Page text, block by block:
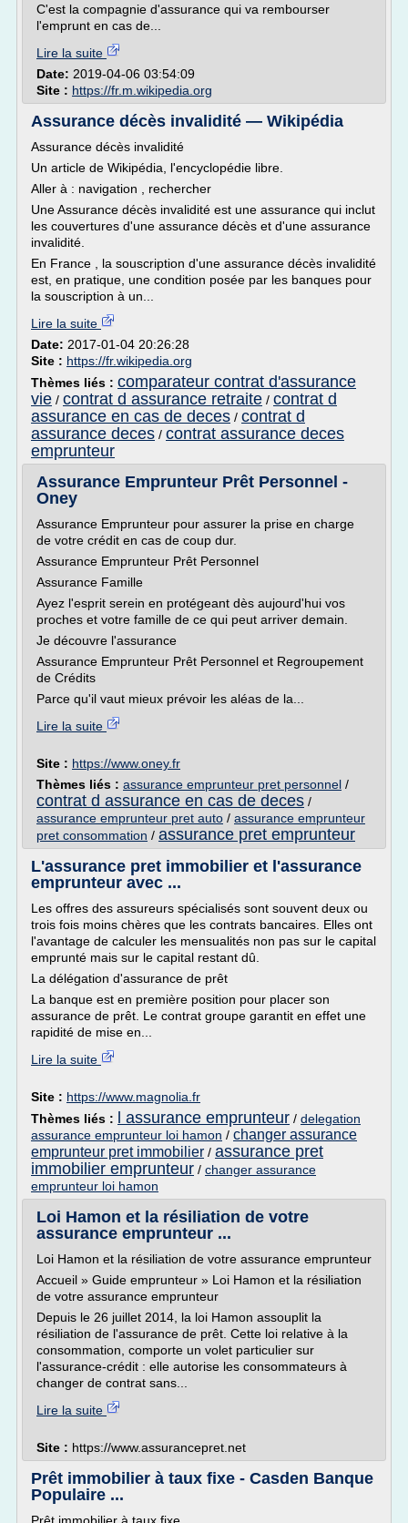
C'est la compagnie d'assurance qui va rembourser
l'emprunt en cas de...
Lire la suite
Date: 2019-04-06 03:54:09
Site : https://fr.m.wikipedia.org
Assurance décès invalidité — Wikipédia
Assurance décès invalidité
Un article de Wikipédia, l'encyclopédie libre.
Aller à : navigation , rechercher
Une Assurance décès invalidité est une assurance qui inclut
les couvertures d'une assurance décès et d'une assurance
invalidité.
En France , la souscription d'une assurance décès invalidité
est, en pratique, une condition posée par les banques pour
la souscription à un...
Lire la suite
Date: 2017-01-04 20:26:28
Site : https://fr.wikipedia.org
Thèmes liés : comparateur contrat d'assurance
vie / contrat d assurance retraite / contrat d
assurance en cas de deces / contrat d
assurance deces / contrat assurance deces
emprunteur
Assurance Emprunteur Prêt Personnel -
Oney
Assurance Emprunteur pour assurer la prise en charge
de votre crédit en cas de coup dur.
Assurance Emprunteur Prêt Personnel
Assurance Famille
Ayez l'esprit serein en protégeant dès aujourd'hui vos
proches et votre famille de ce qui peut arriver demain.
Je découvre l'assurance
Assurance Emprunteur Prêt Personnel et Regroupement
de Crédits
Parce qu'il vaut mieux prévoir les aléas de la...
Lire la suite
Site : https://www.oney.fr
Thèmes liés : assurance emprunteur pret personnel /
contrat d assurance en cas de deces /
assurance emprunteur pret auto / assurance emprunteur
pret consommation / assurance pret emprunteur
L'assurance pret immobilier et l'assurance
emprunteur avec ...
Les offres des assureurs spécialisés sont souvent deux ou
trois fois moins chères que les contrats bancaires. Elles ont
l'avantage de calculer les mensualités non pas sur le capital
emprunté mais sur le capital restant dû.
La délégation d'assurance de prêt
La banque est en première position pour placer son
assurance de prêt. Le contrat groupe garantit en effet une
rapidité de mise en...
Lire la suite
Site : https://www.magnolia.fr
Thèmes liés :
l assurance emprunteur / delegation
assurance emprunteur loi hamon / changer assurance
emprunteur pret immobilier / assurance pret
immobilier emprunteur / changer assurance
emprunteur loi hamon
Loi Hamon et la résiliation de votre
assurance emprunteur ...
Loi Hamon et la résiliation de votre assurance emprunteur
Accueil » Guide emprunteur » Loi Hamon et la résiliation
de votre assurance emprunteur
Depuis le 26 juillet 2014, la loi Hamon assouplit la
résiliation de l'assurance de prêt. Cette loi relative à la
consommation, comporte un volet particulier sur
l'assurance-crédit : elle autorise les consommateurs à
changer de contrat sans...
Lire la suite
Site : https://www.assurancepret.net
Prêt immobilier à taux fixe - Casden Banque
Populaire ...